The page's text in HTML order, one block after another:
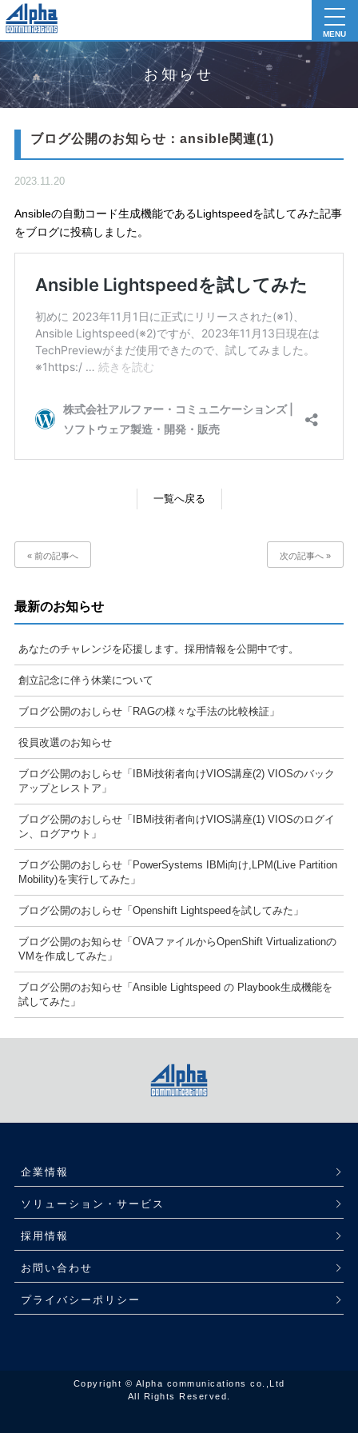
MENU
お知らせ
ブログ公開のお知らせ：ansible関連(1)
2023.11.20
Ansibleの自動コード生成機能であるLightspeedを試してみた記事
をブログに投稿しました。
一覧へ戻る
« 前の記事へ 次の記事へ »
最新のお知らせ
あなたのチャレンジを応援します。採用情報を公開中です。
創立記念に伴う休業について
ブログ公開のおしらせ「RAGの様々な手法の比較検証」
役員改選のお知らせ
ブログ公開のおしらせ「IBMi技術者向けVIOS講座(2) VIOSのバック
アップとレストア」
ブログ公開のおしらせ「IBMi技術者向けVIOS講座(1) VIOSのログイ
ン、ログアウト」
ブログ公開のおしらせ「PowerSystems IBMi向け,LPM(Live Partition
Mobility)を実行してみた」
ブログ公開のおしらせ「Openshift Lightspeedを試してみた」
ブログ公開のお知らせ「OVAファイルからOpenShift Virtualizationの
VMを作成してみた」
ブログ公開のお知らせ「Ansible Lightspeed の Playbook生成機能を
試してみた」
企業情報
ソリューション・サービス
採用情報
お問い合わせ
プライバシーポリシー
Copyright © Alpha communications co.,Ltd
All Rights Reserved.